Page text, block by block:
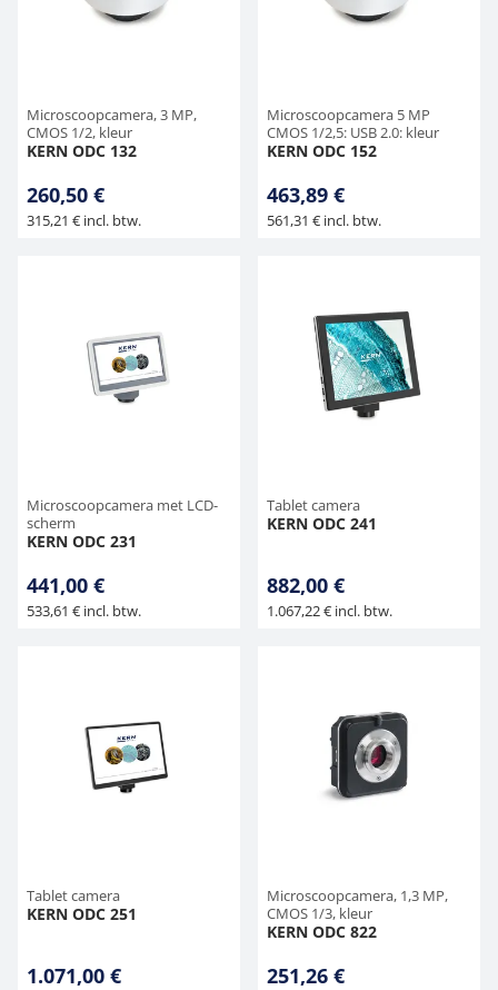
Microscoopcamera, 3 MP,
CMOS 1/2, kleur
KERN ODC 132
260,50 €
315,21 € incl. btw.
Microscoopcamera 5 MP
CMOS 1/2,5: USB 2.0: kleur
KERN ODC 152
463,89 €
561,31 € incl. btw.
Microscoopcamera met LCD-
scherm
KERN ODC 231
441,00 €
533,61 € incl. btw.
Tablet camera
KERN ODC 241
882,00 €
1.067,22 € incl. btw.
Tablet camera
KERN ODC 251
1.071,00 €
Microscoopcamera, 1,3 MP,
CMOS 1/3, kleur
KERN ODC 822
251,26 €
Bankweegschaal
Accessoires